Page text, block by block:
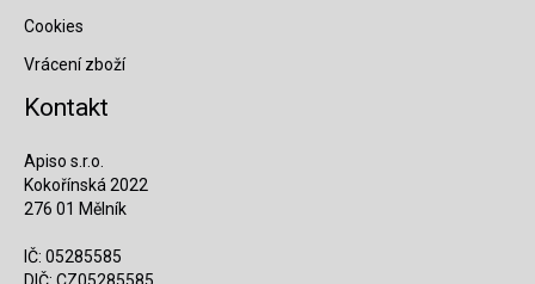
Cookies
Vrácení zboží
Kontakt
Apiso s.r.o.
Kokořínská 2022
276 01 Mělník
IČ: 05285585